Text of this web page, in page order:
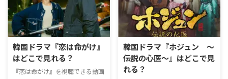
韓国ドラマ『恋は命がけ』
はどこで見れる？
『恋は命がけ』を視聴できる動画
韓国ドラマ『ホジュン ～
伝説の心医～』はどこで見
れる？